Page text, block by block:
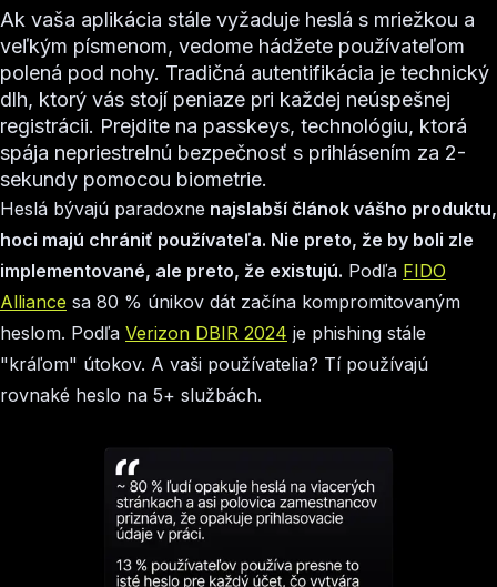
Ak vaša aplikácia stále vyžaduje heslá s mriežkou a
veľkým písmenom, vedome hádžete používateľom
polená pod nohy. Tradičná autentifikácia je technický
dlh, ktorý vás stojí peniaze pri každej neúspešnej
registrácii. Prejdite na passkeys, technológiu, ktorá
spája nepriestrelnú bezpečnosť s prihlásením za 2-
sekundy pomocou biometrie.
Heslá bývajú paradoxne najslabší článok vášho produktu,
hoci majú chrániť používateľa. Nie preto, že by boli zle
implementované, ale preto, že existujú. Podľa FIDO
Alliance sa 80 % únikov dát začína kompromitovaným
heslom. Podľa Verizon DBIR 2024 je phishing stále
"kráľom" útokov. A vaši používatelia? Tí používajú
rovnaké heslo na 5+ službách.